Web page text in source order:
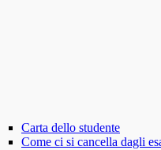
Carta dello studente
Come ci si cancella dagli